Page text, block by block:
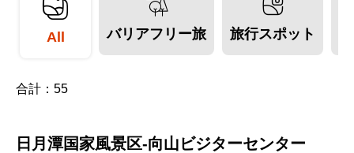
All バリアフリー旅 旅行スポット
合計： 55
130286
日月潭国家風景区-向山ビジターセンター